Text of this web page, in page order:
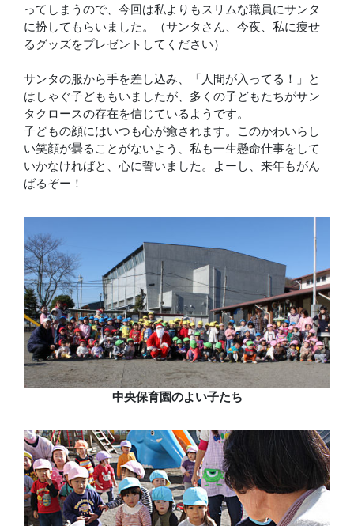
ってしまうので、今回は私よりもスリムな職員にサンタ
に扮してもらいました。（サンタさん、今夜、私に痩せ
るグッズをプレゼントしてください）
サンタの服から手を差し込み、「人間が入ってる！」と
はしゃぐ子どももいましたが、多くの子どもたちがサン
タクロースの存在を信じているようです。
子どもの顔にはいつも心が癒されます。このかわいらし
い笑顔が曇ることがないよう、私も一生懸命仕事をして
いかなければと、心に誓いました。よーし、来年もがん
ばるぞー！
中央保育園のよい子たち